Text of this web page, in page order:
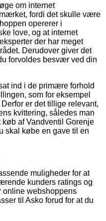
om internet
fordi det skulle være
opererer i
love, og at internet
der har meget
Derudover giver det
forvoldes besvær ved din
ind i de primære forhold
som for eksempel
er det tillige relevant,
kvittering, således man
af Vandventil Gorenje
skal købe en gave til en
muligheder for at
kunders ratings og
online webshoppens
til Asko forud for at du